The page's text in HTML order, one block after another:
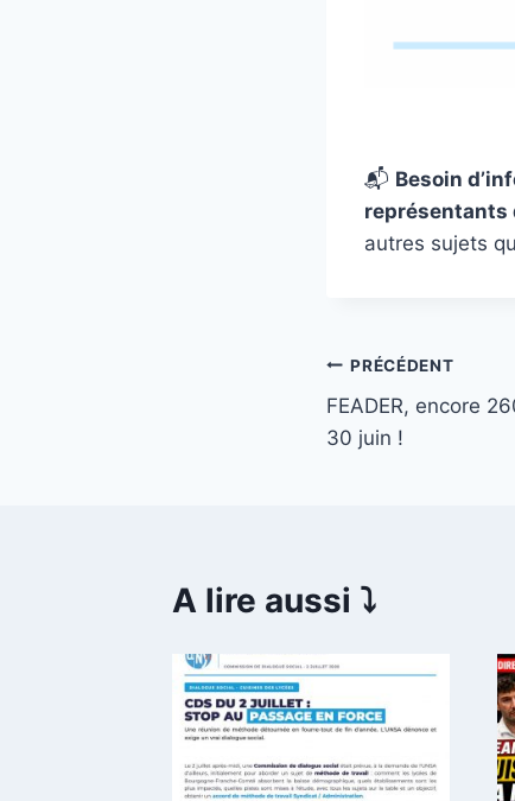
📬 Besoin
représentants
autres sujets
Navigation
de
PRÉCÉDENT
FEADER, encore
30 juin !
A lire aussi ⤵️